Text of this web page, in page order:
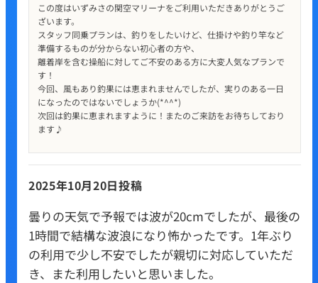
この度はいずみさの関空マリーナをご利用いただきありがとうご
ざいます。
スタッフ同乗プランは、釣りをしたいけど、仕掛けや釣り竿など
準備するものが分からない初心者の方や、
離着岸を含む操船に対してご不安のある方に大変人気なプランで
す！
今回、風もあり釣果には恵まれませんでしたが、実りのある一日
になったのではないでしょうか(*^^*)
次回は釣果に恵まれますように！またのご来訪をお待ちしており
ます♪
2025年10月20日投稿
曇りの天気で予報では波が20cmでしたが、最後の
1時間で結構な波浪になり怖かったです。1年ぶり
の利用で少し不安でしたが親切に対応していただ
き、また利用したいと思いました。